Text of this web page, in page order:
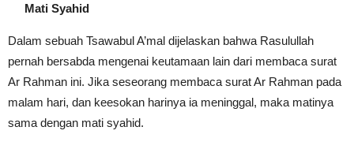
Mati Syahid
Dalam sebuah Tsawabul A’mal dijelaskan bahwa Rasulullah
pernah bersabda mengenai keutamaan lain dari membaca surat
Ar Rahman ini. Jika seseorang membaca surat Ar Rahman pada
malam hari, dan keesokan harinya ia meninggal, maka matinya
sama dengan mati syahid.